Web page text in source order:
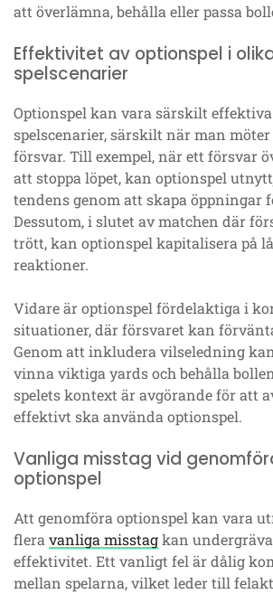
att överlämna, behålla eller passa
Effektivitet av optionspel i
spelscenarier
Optionspel kan vara särskilt
spelscenarier, särskilt när man möter
försvar. Till exempel, när ett försvar
att stoppa löpet, kan optionspel
tendens genom att skapa öppningar
Dessutom, i slutet av matchen där
trött, kan optionspel kapitalisera på
reaktioner.
Vidare är optionspel fördelaktiga i
situationer, där försvaret kan
Genom att inkludera vilseledning
vinna viktiga yards och behålla
spelets kontext är avgörande för att
effektivt ska använda optionspel.
Vanliga misstag vid
optionspel
Att genomföra optionspel kan vara
flera vanliga misstagkan
effektivitet. Ett vanligt fel är dålig
mellan spelarna, vilket leder till